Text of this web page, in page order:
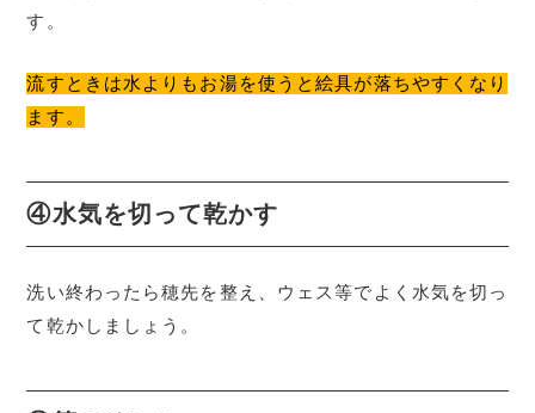
す。
流すときは水よりもお湯を使うと絵具が落ちやすくなり
ます。
④水気を切って乾かす
洗い終わったら穂先を整え、ウェス等でよく水気を切っ
て乾かしましょう。